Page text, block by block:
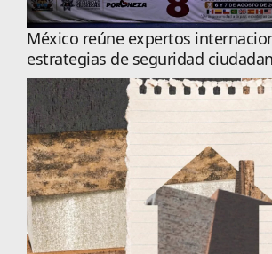
México reúne expertos
estrategias de seguridad